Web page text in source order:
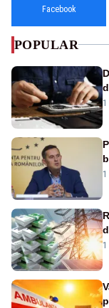
Facebook
POPULAR
1
1
1